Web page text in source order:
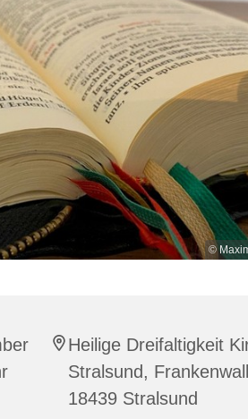
©
Heilige Dreifaltigkeit
Stralsund,
18439 Stralsund